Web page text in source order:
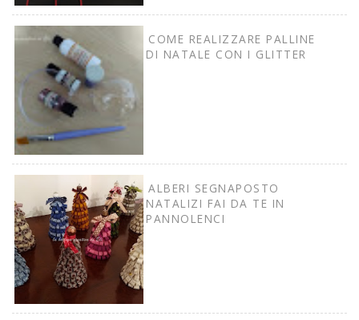
COME REALIZZARE PALLINE
DI NATALE CON I GLITTER
ALBERI SEGNAPOSTO
NATALIZI FAI DA TE IN
PANNOLENCI